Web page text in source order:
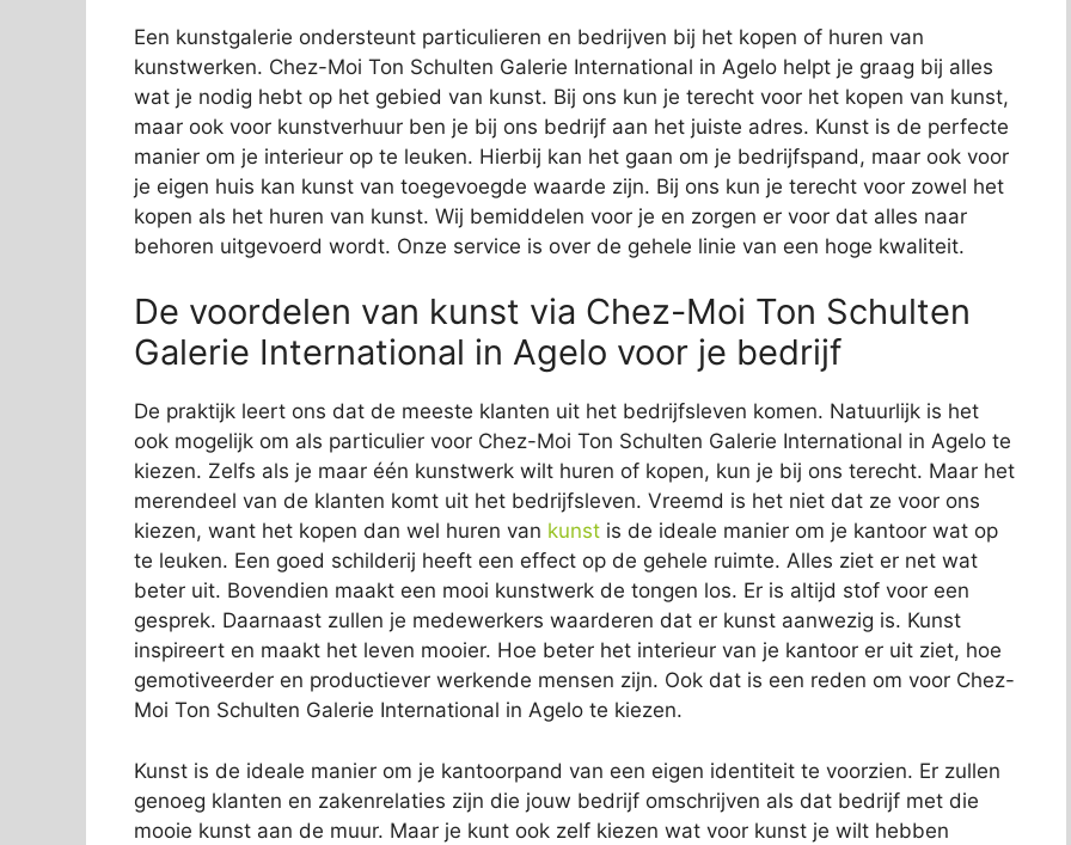
Een kunstgalerie ondersteunt particulieren en bedrijven bij het kopen of huren van
kunstwerken. Chez-Moi Ton Schulten Galerie International in Agelo helpt je graag bij alles
wat je nodig hebt op het gebied van kunst. Bij ons kun je terecht voor het kopen van kunst,
maar ook voor kunstverhuur ben je bij ons bedrijf aan het juiste adres. Kunst is de perfecte
manier om je interieur op te leuken. Hierbij kan het gaan om je bedrijfspand, maar ook voor
je eigen huis kan kunst van toegevoegde waarde zijn. Bij ons kun je terecht voor zowel het
kopen als het huren van kunst. Wij bemiddelen voor je en zorgen er voor dat alles naar
behoren uitgevoerd wordt. Onze service is over de gehele linie van een hoge kwaliteit.
De voordelen van kunst via Chez-Moi Ton Schulten
Galerie International in Agelo voor je bedrijf
De praktijk leert ons dat de meeste klanten uit het bedrijfsleven komen. Natuurlijk is het
ook mogelijk om als particulier voor Chez-Moi Ton Schulten Galerie International in Agelo te
kiezen. Zelfs als je maar één kunstwerk wilt huren of kopen, kun je bij ons terecht. Maar het
merendeel van de klanten komt uit het bedrijfsleven. Vreemd is het niet dat ze voor ons
kiezen, want het kopen dan wel huren van kunst is de ideale manier om je kantoor wat op
te leuken. Een goed schilderij heeft een effect op de gehele ruimte. Alles ziet er net wat
beter uit. Bovendien maakt een mooi kunstwerk de tongen los. Er is altijd stof voor een
gesprek. Daarnaast zullen je medewerkers waarderen dat er kunst aanwezig is. Kunst
inspireert en maakt het leven mooier. Hoe beter het interieur van je kantoor er uit ziet, hoe
gemotiveerder en productiever werkende mensen zijn. Ook dat is een reden om voor Chez-
Moi Ton Schulten Galerie International in Agelo te kiezen.
Kunst is de ideale manier om je kantoorpand van een eigen identiteit te voorzien. Er zullen
genoeg klanten en zakenrelaties zijn die jouw bedrijf omschrijven als dat bedrijf met die
mooie kunst aan de muur. Maar je kunt ook zelf kiezen wat voor kunst je wilt hebben